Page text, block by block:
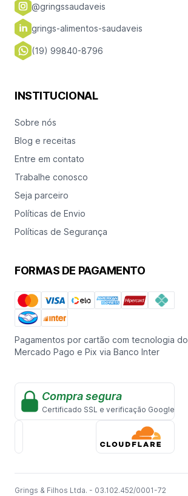
@gringssaudaveis
grings-alimentos-saudaveis
(19) 99840-8796
INSTITUCIONAL
Sobre nós
Blog e receitas
Entre em contato
Trabalhe conosco
Seja parceiro
Políticas de Envio
Políticas de Segurança
FORMAS DE PAGAMENTO
Pagamentos por cartão com tecnologia do
Mercado Pago e Pix via Banco Inter
Compra segura
Certificado SSL e verificação Google
Grings & Filhos Ltda. - 03.102.452/0001-72